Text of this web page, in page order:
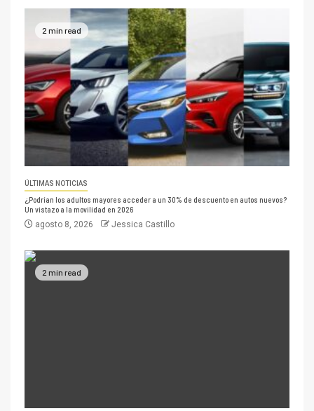
2 min read
ÚLTIMAS NOTICIAS
¿Podrían los adultos mayores acceder a un 30% de descuento en autos nuevos?
Un vistazo a la movilidad en 2026
agosto 8, 2026 Jessica Castillo
2 min read